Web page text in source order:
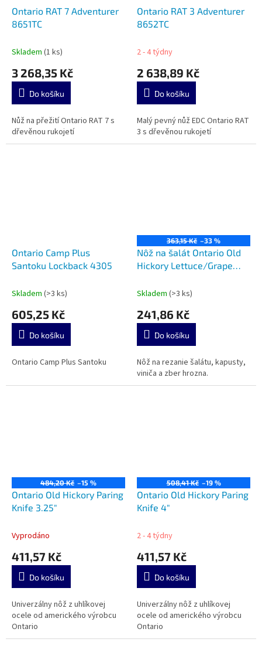
Ontario RAT 7 Adventurer
8651TC
Skladem (1 ks)
3 268,35 Kč
Do košíku
Nůž na přežití Ontario RAT 7 s
dřevěnou rukojetí
Ontario RAT 3 Adventurer
8652TC
2 - 4 týdny
2 638,89 Kč
Do košíku
Malý pevný nůž EDC Ontario RAT
3 s dřevěnou rukojetí
Ontario Camp Plus
Santoku Lockback 4305
Skladem (>3 ks)
605,25 Kč
Do košíku
Ontario Camp Plus Santoku
363,15 Kč –33 %
Nôž na šalát Ontario Old
Hickory Lettuce/Grape
Skladem (>3 ks)
241,86 Kč
Do košíku
Nôž na rezanie šalátu, kapusty,
viniča a zber hrozna.
484,20 Kč –15 %
Ontario Old Hickory Paring
Knife 3.25"
Vyprodáno
411,57 Kč
Do košíku
Univerzálny nôž z uhlíkovej
ocele od amerického výrobcu
Ontario
508,41 Kč –19 %
Ontario Old Hickory Paring
Knife 4"
2 - 4 týdny
411,57 Kč
Do košíku
Univerzálny nôž z uhlíkovej
ocele od amerického výrobcu
Ontario